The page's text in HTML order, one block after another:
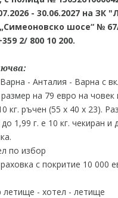
- 30.06.2027 на ЗК
шосе“ №
2/ 800 10 200.
- Анталия - Варна с
на 79 евро на човек
кг. ръчен (55 х 40 х 23).
1,99 г. е 10 кг. чекиран и
по избор
с покритие 10 000
летище - хотел - летище